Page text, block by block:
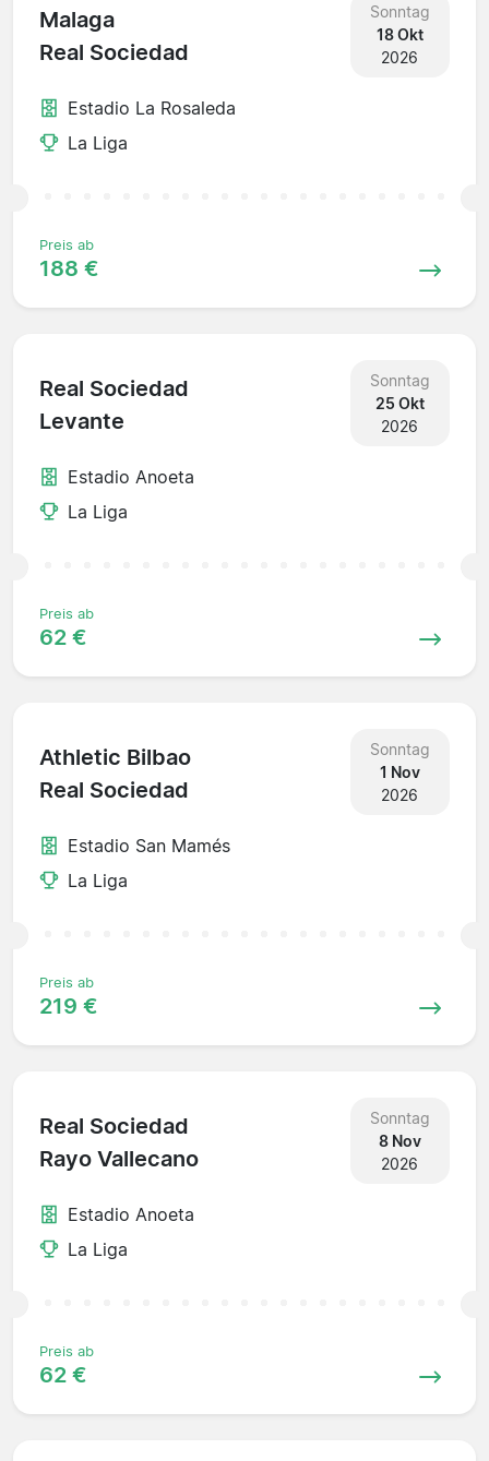
Malaga
Real Sociedad
Sonntag
18 Okt
2026
Estadio La Rosaleda
La Liga
Preis ab
188 €
Real Sociedad
Levante
Sonntag
25 Okt
2026
Estadio Anoeta
La Liga
Preis ab
62 €
Athletic Bilbao
Real Sociedad
Sonntag
1 Nov
2026
Estadio San Mamés
La Liga
Preis ab
219 €
Real Sociedad
Rayo Vallecano
Sonntag
8 Nov
2026
Estadio Anoeta
La Liga
Preis ab
62 €